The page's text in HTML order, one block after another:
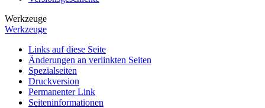
Werkzeuge
Werkzeuge
Links auf diese Seite
Änderungen an verlinkten Seiten
Spezialseiten
Druckversion
Permanenter Link
Seiten­­informationen